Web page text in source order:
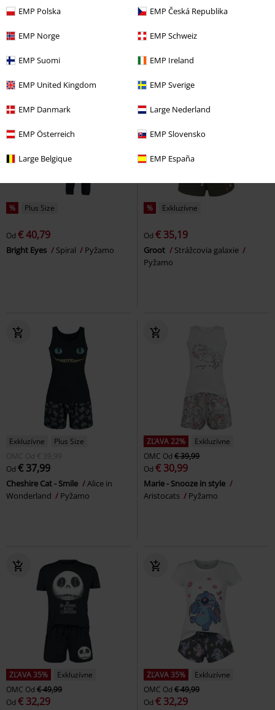
EMP Polska EMP Česká Republika
EMP Norge EMP Schweiz
EMP Suomi EMP Ireland
EMP United Kingdom EMP Sverige
EMP Danmark Large Nederland
EMP Österreich EMP Slovensko
Large Belgique EMP España
Meow Simon' s Cat Group Sailor Moon
% Plus Size
Od € 40,79
Bright Eyes Spiral Pyžamo
% Exkluzívne
Od € 35,19
Groot
Strážcovia galaxie
Pyžamo
Exkluzívne
Plus Size
OMC Od € 39,99
Od € 37,99
Cheshire Cat - Smile
Alice in
Wonderland
Pyžamo
ZĽAVA 22%
Exkluzívne
OMC Od € 39,99
Od € 30,99
Marie - Snooze in style
Aristocats
Pyžamo
ZĽAVA 35%
Exkluzívne
OMC Od € 49,99
Od € 32,29
ZĽAVA 35%
Exkluzívne
OMC Od € 49,99
Od € 32,29